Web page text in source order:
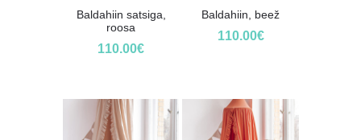
Baldahiin satsiga,
roosa
110.00€
Baldahiin, beež
110.00€